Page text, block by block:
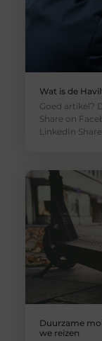
Wat is de
Goed artikel?
Share on
LinkedIn Share
Duurzame
we reizen